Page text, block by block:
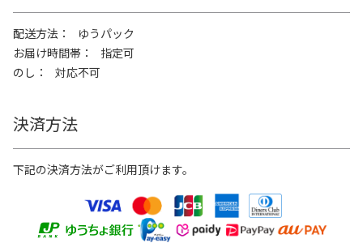
配送方法
ゆうパック
お届け時間帯
指定可
のし
対応不可
決済方法
下記の決済方法がご利用頂けます。